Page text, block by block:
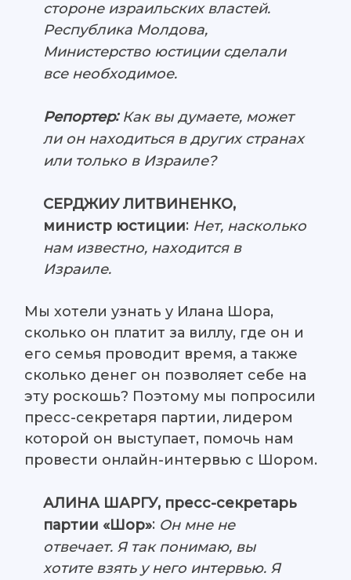
стороне израильских властей.
Республика Молдова,
Министерство юстиции сделали
все необходимое.
Репортер: Как вы думаете, может
ли он находиться в других странах
или только в Израиле?
СЕРДЖИУ ЛИТВИНЕНКО,
министр юстиции: Нет, насколько
нам известно, находится в
Израиле.
Мы хотели узнать у Илана Шора,
сколько он платит за виллу, где он и
его семья проводит время, а также
сколько денег он позволяет себе на
эту роскошь? Поэтому мы попросили
пресс-секретаря партии, лидером
которой он выступает, помочь нам
провести онлайн-интервью с Шором.
АЛИНА ШАРГУ, пресс-секретарь
партии «Шор»: Oн мне не
отвечает. Я так понимаю, вы
хотите взять у него интервью. Я